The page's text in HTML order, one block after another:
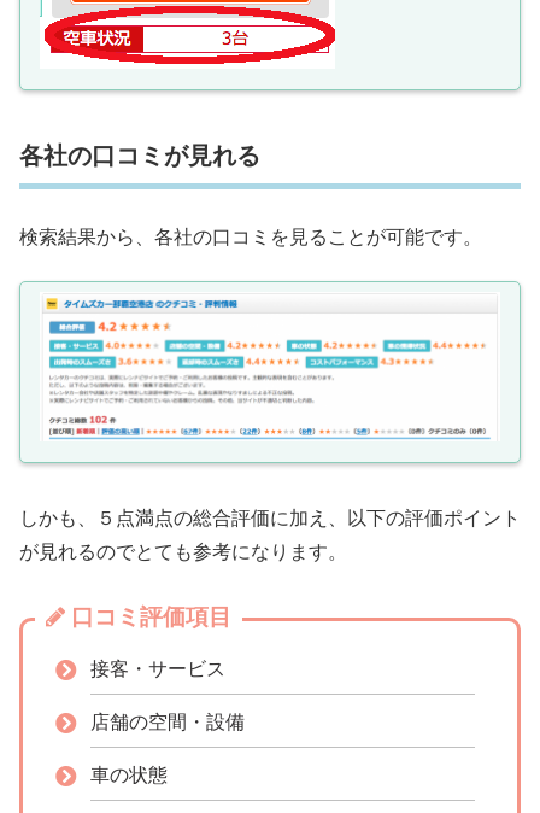
各社の口コミが見れる
検索結果から、各社の口コミを見ることが可能です。
しかも、５点満点の総合評価に加え、以下の評価ポイント
が見れるのでとても参考になります。
口コミ評価項目
接客・サービス
店舗の空間・設備
車の状態